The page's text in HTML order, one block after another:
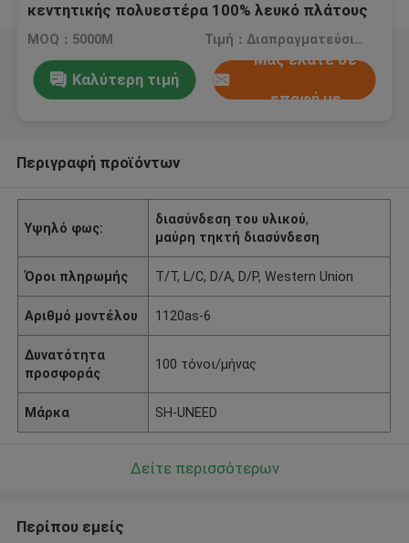
κεντητικής πολυεστέρα 100% λευκό πλάτους
επιπλέον
MOQ：5000M Τιμή：Διαπραγματεύσιμος
Καλύτερη τιμή
Μας ελάτε σε
επαφή με
Περιγραφή προϊόντων
Υψηλό φως:
διασύνδεση του υλικού,
μαύρη τηκτή διασύνδεση
Όροι πληρωμής T/T, L/C, D/A, D/P, Western Union
Αριθμό μοντέλου 1120as-6
Δυνατότητα
προσφοράς
100 τόνοι/μήνας
Μάρκα SH-UNEED
Δείτε περισσότερων
Περίπου εμείς